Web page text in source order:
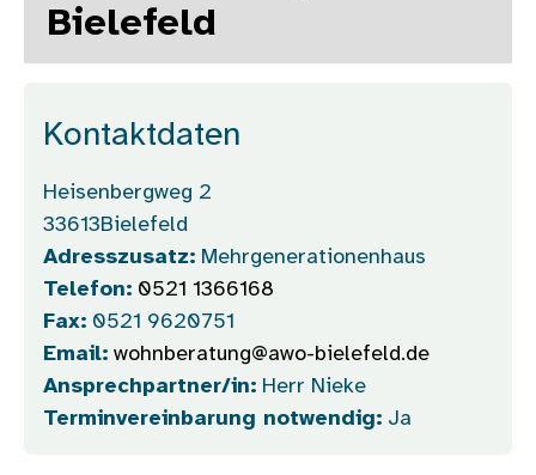
Bielefeld
Kontaktdaten
Heisenbergweg 2
33613Bielefeld
Adresszusatz: Mehrgenerationenhaus
Telefon: 0521 1366168
Fax: 0521 9620751
Email: wohnberatung@awo-bielefeld.de
Ansprechpartner/in: Herr Nieke
Terminvereinbarung notwendig: Ja